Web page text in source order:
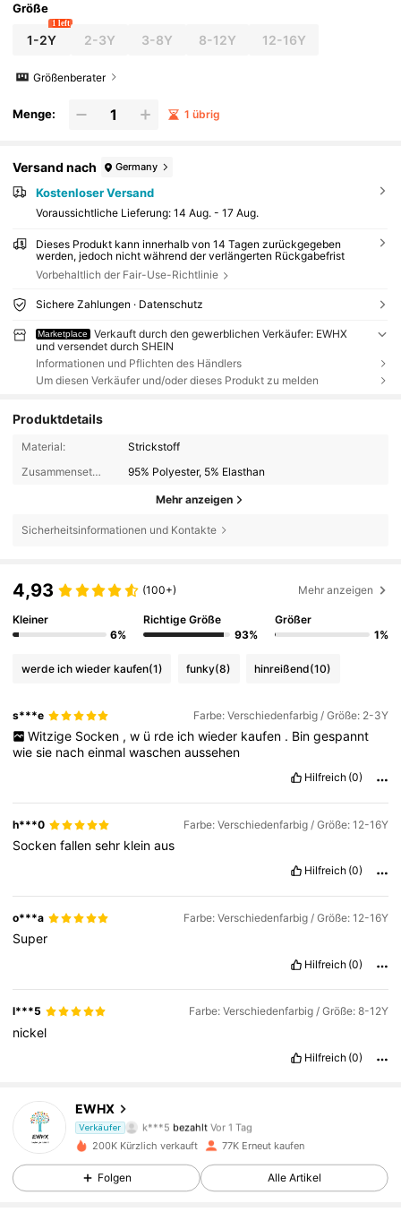
Größe
1-2Y
1 left
2-3Y 3-8Y 8-12Y 12-16Y
Größenberater
Menge: 1 übrig
Versand nach Germany
Kostenloser Versand
Voraussichtliche Lieferung: 14 Aug. - 17 Aug.
Dieses Produkt kann innerhalb von 14 Tagen zurückgegeben
werden, jedoch nicht während der verlängerten Rückgabefrist
Vorbehaltlich der Fair-Use-Richtlinie
Sichere Zahlungen · Datenschutz
Marketplace
Verkauft durch den gewerblichen Verkäufer: EWHX
und versendet durch SHEIN
Informationen und Pflichten des Händlers
Um diesen Verkäufer und/oder dieses Produkt zu melden
Produktdetails
Material:
Strickstoff
Zusammensetzung:
95% Polyester, 5% Elasthan
Mehr anzeigen
Sicherheitsinformationen und Kontakte
4,93 (100+) Mehr anzeigen
Kleiner
6%
Richtige Größe
93%
Größer
1%
werde ich wieder kaufen(1) funky(8) hinreißend(10)
s***e Farbe: Verschiedenfarbig / Größe: 2-3Y
Witzige Socken , w ü rde ich wieder kaufen . Bin gespannt
wiesie nacheinmalwaschenaussehen
Hilfreich (0)
h***0 Farbe: Verschiedenfarbig / Größe: 12-16Y
Sockenfallensehr kleinaus
Hilfreich (0)
o***a Farbe: Verschiedenfarbig / Größe: 12-16Y
Super
Hilfreich (0)
l***5 Farbe: Verschiedenfarbig / Größe: 8-12Y
nickel
Hilfreich (0)
EWHX
Verkäufer
k***5 bezahlt Vor 1 Tag
Vor 1 Tag
4,92 4.8K Follower
200K Kürzlich verkauft 77K Erneut kaufen
Folgen Alle Artikel